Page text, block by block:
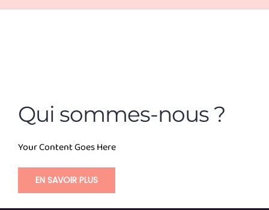
Qui sommes-nous ?
Your Content Goes Here
EN SAVOIR PLUS